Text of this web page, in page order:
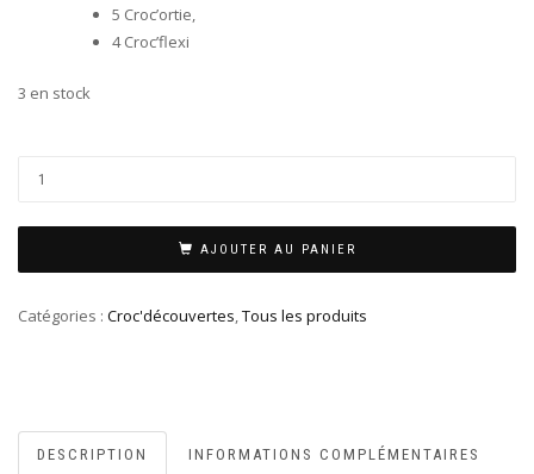
5 Croc’ortie,
4 Croc’flexi
3 en stock
AJOUTER AU PANIER
Catégories : Croc'découvertes,Tous les produits
DESCRIPTION INFORMATIONS COMPLÉMENTAIRES